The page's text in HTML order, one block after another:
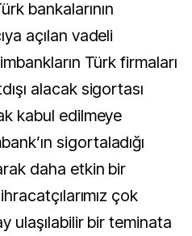
bankalarının
açılan vadeli
Türk firmaları
alacak sigortası
kabul edilmeye
sigortaladığı
daha etkin bir
çok
ulaşılabilir bir teminata